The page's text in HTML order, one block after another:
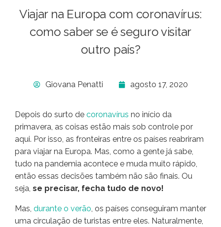
Viajar na Europa com coronavírus:
como saber se é seguro visitar
outro país?
Giovana Penatti agosto 17, 2020
Depois do surto de coronavírus no início da
primavera, as coisas estão mais sob controle por
aqui. Por isso, as fronteiras entre os países reabriram
para viajar na Europa. Mas, como a gente já sabe,
tudo na pandemia acontece e muda muito rápido,
então essas decisões também não são finais. Ou
seja, se precisar, fecha tudo de novo!
Mas, durante o verão, os países conseguiram manter
uma circulação de turistas entre eles. Naturalmente,